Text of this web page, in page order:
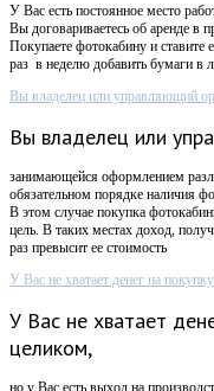
У Вас есть постоянное место
Вы договариваетесь об аренде в
Покупаете фотокабину и ставите
раз в неделю добавить бумаги в
Вы владелец или управляющий
Вы владелец или
занимающейся оформлением
обязательном порядке наличия
В этом случае покупка
цель. В таких местах доход,
раз превысит ее стоимость
У Вас не хватает денег на
У Вас не хватает
целиком,
но у Вас есть выход на